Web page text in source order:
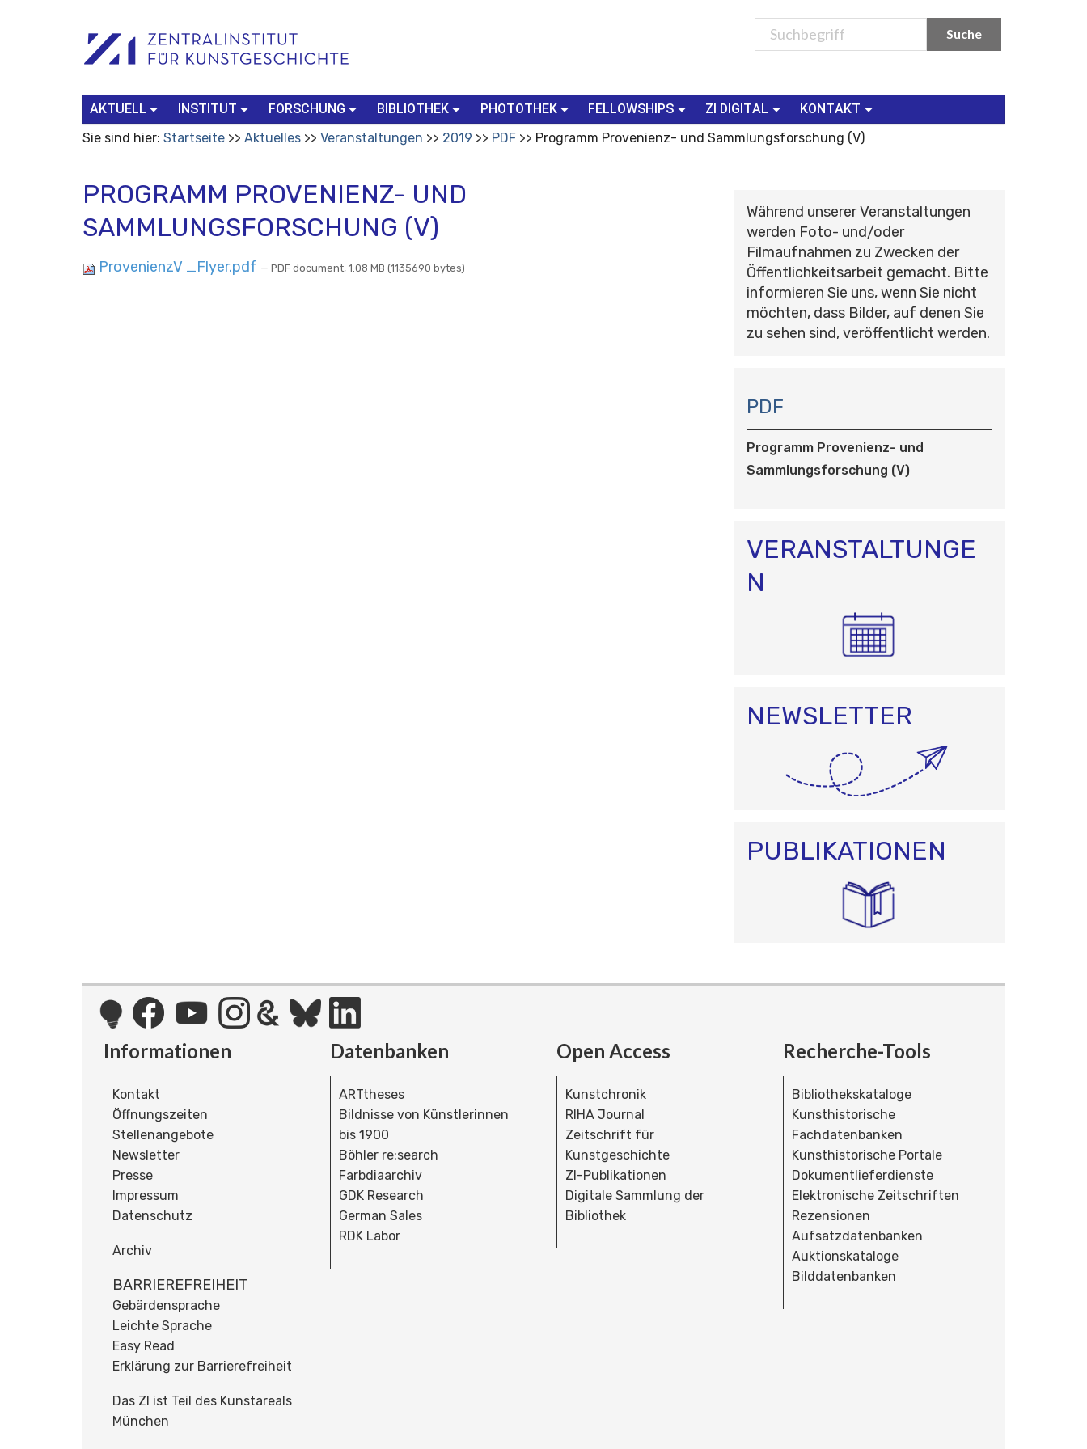
Werkzeuge
Search…
AKTUELL INSTITUT FORSCHUNG BIBLIOTHEK PHOTOTHEK FELLOWSHIPS ZI DIGITAL
KONTAKT
Sie sind hier: Startseite Aktuelles Veranstaltungen 2019 PDF Programm Provenienz- und Sammlungsforschung (V)
PROGRAMM PROVENIENZ- UND
SAMMLUNGSFORSCHUNG (V)
ProvenienzV _Flyer.pdf — PDF document, 1.08 MB (1135690 bytes)
Während unserer Veranstaltungen
werden Foto- und/oder
Filmaufnahmen zu Zwecken der
Öffentlichkeitsarbeit gemacht. Bitte
informieren Sie uns, wenn Sie nicht
möchten, dass Bilder, auf denen Sie
zu sehen sind, veröffentlicht werden.
A
V
I
G
A
O
N
PDF
Programm Provenienz- und
Sammlungsforschung (V)
VERANSTALTUNGE
N
NEWSLETTER
PUBLIKATIONEN
Informationen
Kontakt
Öffnungszeiten
Stellenangebote
Newsletter
Presse
Impressum
Datenschutz
Archiv
BARRIEREFREIHEIT
Gebärdensprache
Leichte Sprache
Easy Read
Erklärung zur Barrierefreiheit
Das ZI ist Teil des Kunstareals
München
Datenbanken
ARTtheses
Bildnisse von Künstlerinnen
bis 1900
Böhler re:search
Farbdiaarchiv
GDK Research
German Sales
RDK Labor
Open Access
Kunstchronik
RIHA Journal
Zeitschrift für
Kunstgeschichte
ZI-Publikationen
Digitale Sammlung der
Bibliothek
Recherche-Tools
Bibliothekskataloge
Kunsthistorische
Fachdatenbanken
Kunsthistorische Portale
Dokumentlieferdienste
Elektronische Zeitschriften
Rezensionen
Aufsatzdatenbanken
Auktionskataloge
Bilddatenbanken